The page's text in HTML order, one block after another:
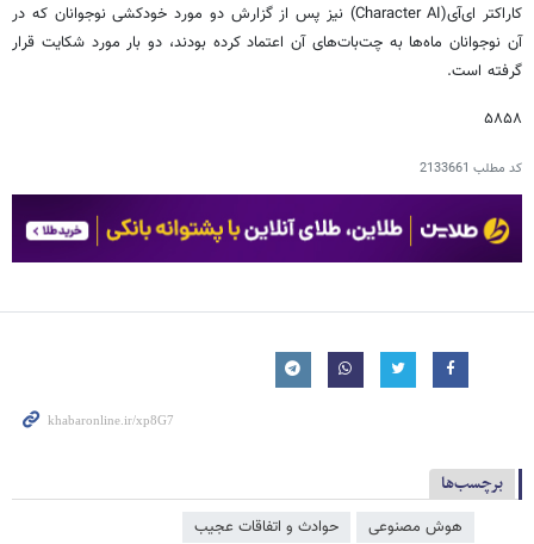
کاراکتر ای‌آی(Character AI) نیز پس از گزارش دو مورد خودکشی نوجوانان که در
آن نوجوانان ماه‌ها به چت‌بات‌های آن اعتماد کرده بودند، دو بار مورد شکایت قرار
گرفته است.
۵۸۵۸
کد مطلب 2133661
برچسب‌ها
هوش مصنوعی حوادث و اتفاقات عجیب